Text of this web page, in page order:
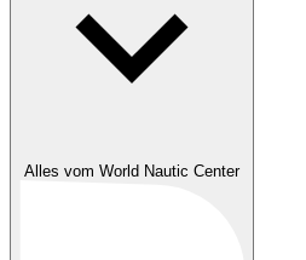
Alles vom World Nautic Center